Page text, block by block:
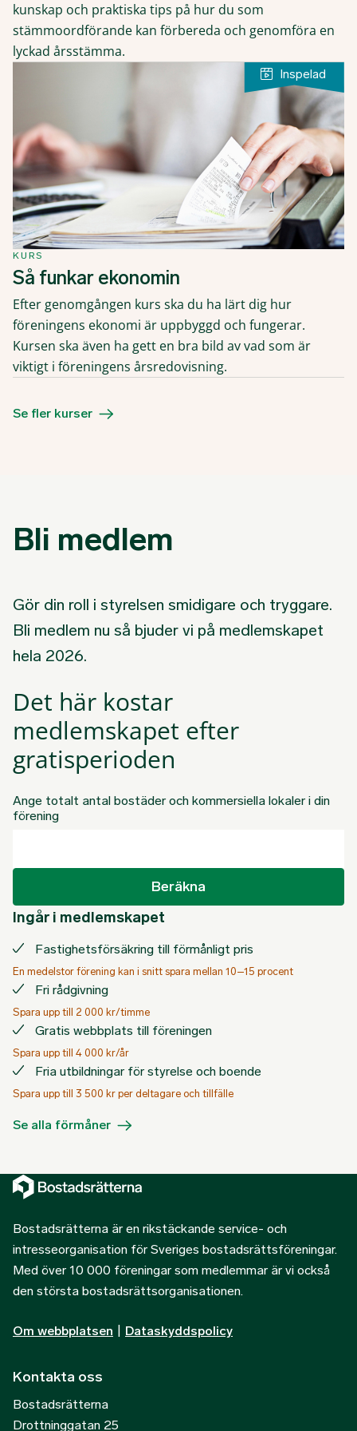
kunskap och praktiska tips på hur du som
stämmoordförande kan förbereda och genomföra en
lyckad årsstämma.
KURS
Så funkar ekonomin
Efter genomgången kurs ska du ha lärt dig hur
föreningens ekonomi är uppbyggd och fungerar.
Kursen ska även ha gett en bra bild av vad som är
viktigt i föreningens årsredovisning.
Se fler kurser
Bli medlem
Gör din roll i styrelsen smidigare och tryggare.
Bli medlem nu så bjuder vi på medlemskapet
hela 2026.
Det här kostar
medlemskapet efter
gratisperioden
Ange totalt antal bostäder och kommersiella lokaler i din
förening
Beräkna
Ingår i medlemskapet
Fastighetsförsäkring till förmånligt pris
En medelstor förening kan i snitt spara mellan 10–15 procent
Fri rådgivning
Spara upp till 2 000 kr/timme
Gratis webbplats till föreningen
Spara upp till 4 000 kr/år
Fria utbildningar för styrelse och boende
Spara upp till 3 500 kr per deltagare och tillfälle
Se alla förmåner
Bostadsrätterna är en rikstäckande service- och
intresseorganisation för Sveriges bostadsrättsföreningar.
Med över 10 000 föreningar som medlemmar är vi också
den största bostadsrättsorganisationen.
Om webbplatsen Dataskyddspolicy
Kontakta oss
Bostadsrätterna
Drottninggatan 25